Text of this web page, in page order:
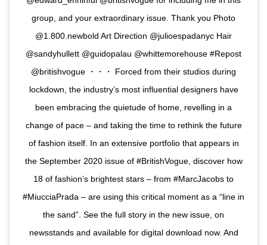
group, and your extraordinary issue. Thank you Photo
@1.800.newbold Art Direction @julioespadanyc Hair
@sandyhullett @guidopalau @whittemorehouse #Repost
@britishvogue ・・・ Forced from their studios during
lockdown, the industry’s most influential designers have
been embracing the quietude of home, revelling in a
change of pace – and taking the time to rethink the future
of fashion itself. In an extensive portfolio that appears in
the September 2020 issue of #BritishVogue, discover how
18 of fashion’s brightest stars – from #MarcJacobs to
#MiucciaPrada – are using this critical moment as a “line in
the sand”. See the full story in the new issue, on
newsstands and available for digital download now. And